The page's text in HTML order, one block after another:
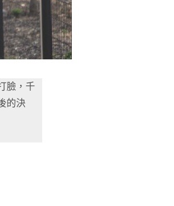
臉，千
的決